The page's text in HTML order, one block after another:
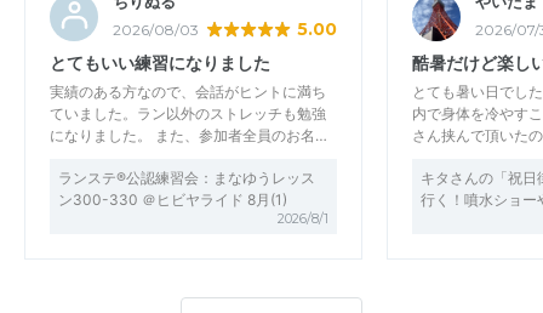
2026/08/03 5.00
とてもいい練習になりました
実績のある方なので、会話がヒントに満ち
ていました。ラン以外のストレッチも勉強
になりました。 また、参加者全員のお名…
ランステ®公認練習会：まなゆうレッス
ン300-330 ＠ヒビヤライド 8月(1)
2026/8/1
2026/07/
酷暑だけど楽し
とても暑い日でし
内で身体を冷やす
さん挟んで頂いた
キタさんの「祝日
行く！噴水ショ